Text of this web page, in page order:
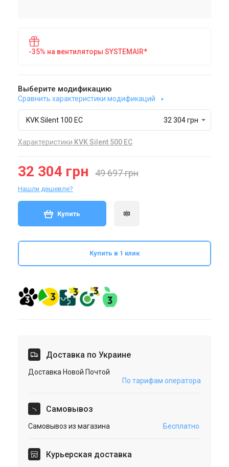
-35% на вентиляторы SYSTEMAIR*
Выберите модификацию
Сравнить характеристики модификаций
KVK Silent 100 EC 32 304 грн
Характеристики KVK Silent 500 EC
32 304 грн 49 697 грн
Нашли дешевле?
Купить
Купить в 1 клик
Доставка по Украине
Доставка Новой Почтой
По тарифам оператора
Cамовывоз
Самовывоз из магазина Бесплатно
Курьерская доставка